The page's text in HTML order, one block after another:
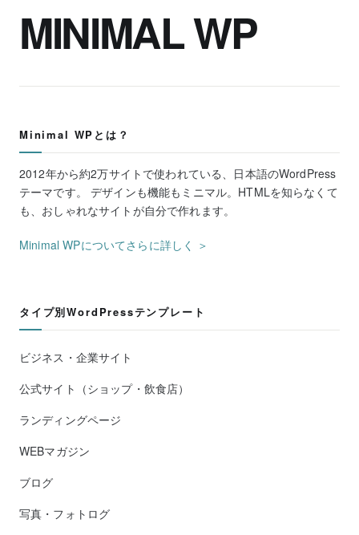
MINIMAL WP
Minimal WPとは？
2012年から約2万サイトで使われている、日本語のWordPress
テーマです。 デザインも機能もミニマル。HTMLを知らなくて
も、おしゃれなサイトが自分で作れます。
Minimal WPについてさらに詳しく ＞
タイプ別WordPressテンプレート
ビジネス・企業サイト
公式サイト（ショップ・飲食店）
ランディングページ
WEBマガジン
ブログ
写真・フォトログ